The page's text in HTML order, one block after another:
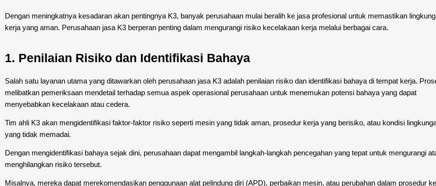
Dengan meningkatnya kesadaran akan pentingnya K3, banyak perusahaan mulai beralih ke jasa profesional untuk memastikan
kerja yang aman. Perusahaan jasa K3 berperan penting dalam mengurangi risiko kecelakaan kerja melalui berbagai cara.
1. Penilaian Risiko dan Identifikasi Bahaya
Salah satu layanan utama yang ditawarkan oleh perusahaan jasa K3 adalah penilaian risiko dan identifikasi bahaya di tempat kerja.
melibatkan pemeriksaan mendetail terhadap semua aspek operasional perusahaan untuk menemukan potensi bahaya yang dapat
menyebabkan kecelakaan atau cedera.
Tim ahli K3 akan mengidentifikasi faktor-faktor risiko seperti mesin yang tidak aman, prosedur kerja yang berisiko, atau kondisi
yang tidak memadai.
Dengan mengidentifikasi bahaya sejak dini, perusahaan dapat mengambil langkah-langkah pencegahan yang tepat untuk mengurangi
menghilangkan risiko tersebut.
Misalnya, mereka dapat merekomendasikan penggunaan alat pelindung diri (APD), perbaikan mesin, atau perubahan dalam prosedur